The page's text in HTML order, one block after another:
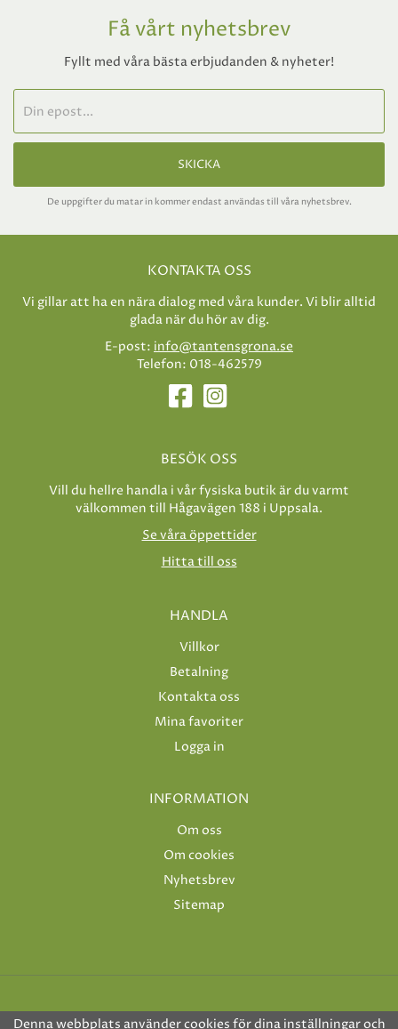
Få vårt nyhetsbrev
Fyllt med våra bästa erbjudanden & nyheter!
SKICKA
De uppgifter du matar in kommer endast användas till våra nyhetsbrev.
KONTAKTA OSS
Vi gillar att ha en nära dialog med våra kunder. Vi blir alltid
glada när du hör av dig.
E-post: info@tantensgrona.se
Telefon: 018-462579
BESÖK OSS
Vill du hellre handla i vår fysiska butik är du varmt
välkommen till Hågavägen 188 i Uppsala.
Se våra öppettider
Hitta till oss
HANDLA
Villkor
Betalning
Kontakta oss
Mina favoriter
Logga in
INFORMATION
Om oss
Om cookies
Nyhetsbrev
Sitemap
Denna webbplats använder cookies för dina inställningar och